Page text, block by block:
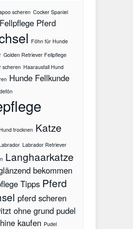
scheren Cocker Spaniel
Fellpflege Pferd
Föhn für Hunde
Golden Retriever Fellpflege
scheren Haarausfall Hund
Hunde Fellkunde
trocknen Katze
Labrador Retriever
Langhaarkatze
bekommen
Tipps Pferd
pferd scheren
ohne grund pudel
kaufen Pudel